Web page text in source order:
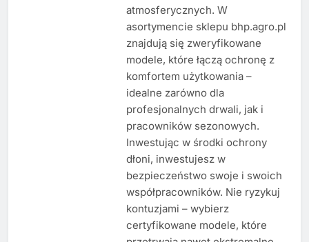
atmosferycznych. W
asortymencie sklepu bhp.agro.pl
znajdują się zweryfikowane
modele, które łączą ochronę z
komfortem użytkowania –
idealne zarówno dla
profesjonalnych drwali, jak i
pracowników sezonowych.
Inwestując w środki ochrony
dłoni, inwestujesz w
bezpieczeństwo swoje i swoich
współpracowników. Nie ryzykuj
kontuzjami – wybierz
certyfikowane modele, które